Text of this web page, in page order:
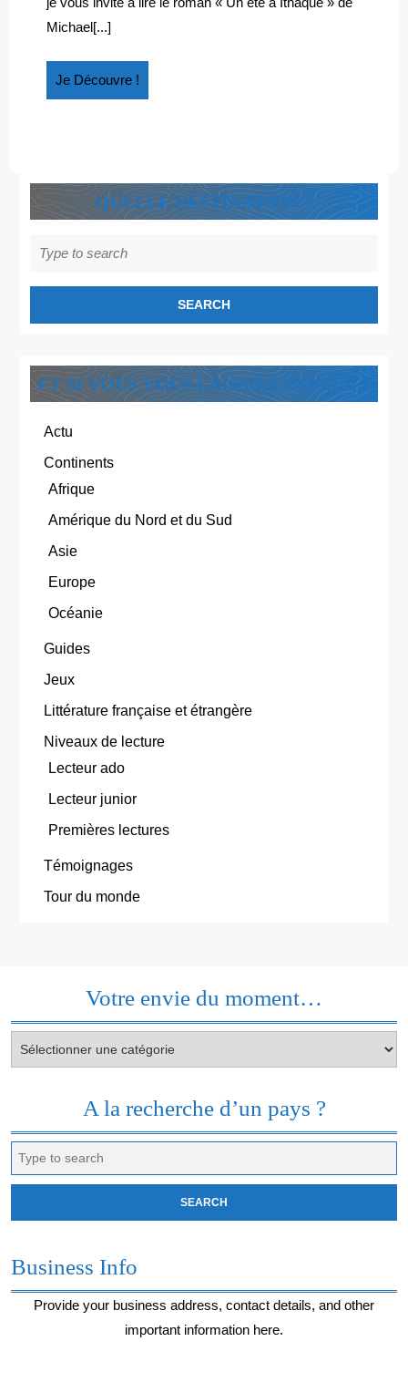
Michael[...]
Je Découvre !
Découvre
QUELLE DESTINATION ?
for:
ET SI VOUS VOUS LAISSIEZ TENTER ?
Actu
Continents
Afrique
Amérique du Nord et du Sud
Asie
Europe
Océanie
Guides
Jeux
Littérature française et étrangère
Niveaux de lecture
Lecteur ado
Lecteur junior
Premières lectures
Témoignages
Tour du monde
Votre envie du moment…
envie
A la recherche d’un pays ?
for:
Business Info
Provide your business address, contact details, and other
important information here.